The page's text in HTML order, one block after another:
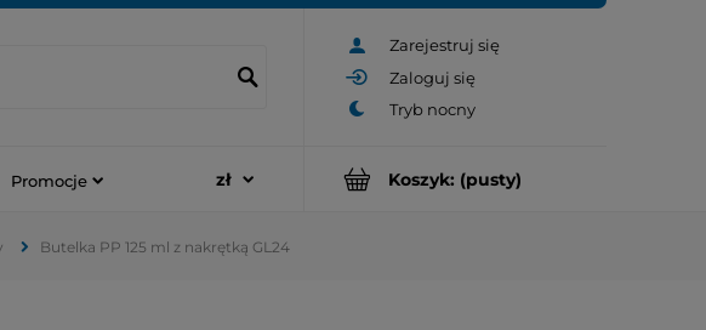
Zarejestruj się
Zaloguj się
Koszyk: (pusty)
Promocje
Butelka PP 125 ml z nakrętką GL24